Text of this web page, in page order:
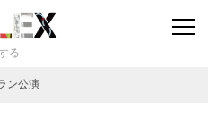
る
ン公演